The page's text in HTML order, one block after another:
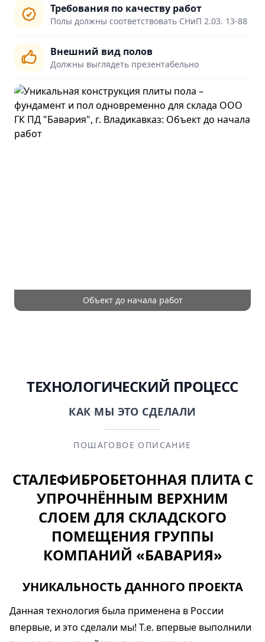
Требования по качеству работ
Полы должны соответствовать СНиП 2.03. 13-88
Внешний вид полов
Должны выглядеть презентабельно
Объект до начала работ
ТЕХНОЛОГИЧЕСКИЙ ПРОЦЕСС
КАК МЫ ЭТО СДЕЛАЛИ
ПОШАГОВОЕ ОПИСАНИЕ
СТАЛЕФИБРОБЕТОННАЯ ПЛИТА С
УПРОЧНЁННЫМ ВЕРХНИМ
СЛОЕМ ДЛЯ СКЛАДСКОГО
ПОМЕЩЕНИЯ ГРУППЫ
КОМПАНИЙ «БАВАРИЯ»
УНИКАЛЬНОСТЬ ДАННОГО ПРОЕКТА
Данная технология была применена в России
впервые, и это сделали мы! Т.е. впервые выполнили